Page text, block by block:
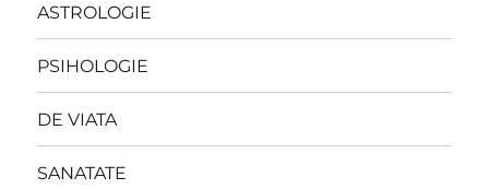
ASTROLOGIE
PSIHOLOGIE
DE VIATA
SANATATE